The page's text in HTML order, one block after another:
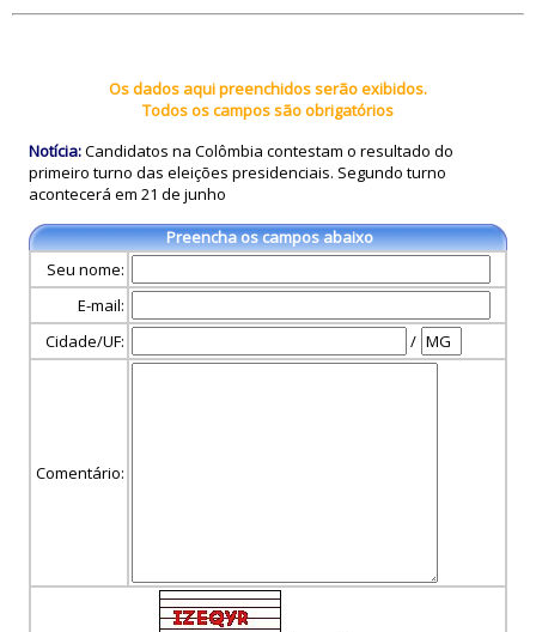
Os dados aqui preenchidos serão exibidos.
Todos os campos são obrigatórios
Notícia:Candidatos na Colômbia contestam o resultado do
primeiro turno das eleições presidenciais. Segundo turno
acontecerá em 21 de junho
Preencha os campos abaixo
Seu nome:
E-mail:
Cidade/UF:
/
Comentário: